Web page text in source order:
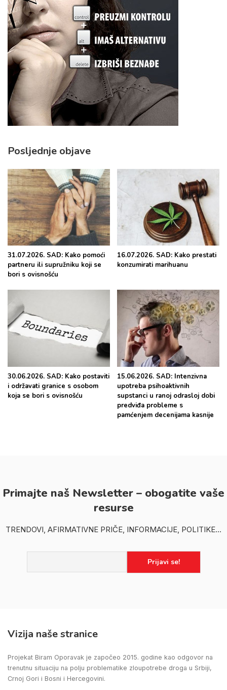
Posljednje objave
31.07.2026. SAD: Kako pomoći
partneru ili supružniku koji se
bori s ovisnošću
16.07.2026. SAD: Kako prestati
konzumirati marihuanu
30.06.2026. SAD: Kako postaviti
i održavati granice s osobom
koja se bori s ovisnošću
15.06.2026. SAD: Intenzivna
upotreba psihoaktivnih
supstanci u ranoj odrasloj dobi
predviđa probleme s
pamćenjem decenijama kasnije
Primajte naš Newsletter – obogatite vaše
resurse
TRENDOVI, AFIRMATIVNE PRIČE, INFORMACIJE, POLITIKE...
Vizija naše stranice
Projekat Biram Oporavak je započeo 2015. godine kao odgovor na
trenutnu situaciju na polju problematike zloupotrebe droga u Srbiji,
Crnoj Gori i Bosni i Hercegovini.